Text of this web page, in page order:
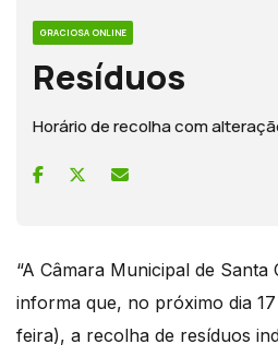
GRACIOSA ONLINE
Resíduos
Horário de recolha com
“A Câmara Municipal de Santa
informa que, no próximo dia
feira), a recolha de resíduos